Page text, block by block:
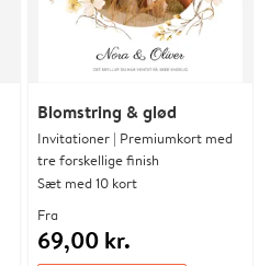
Blomstring & glød
Invitationer | Premiumkort med
tre forskellige finish
Sæt med 10 kort
Fra
69,00 kr.